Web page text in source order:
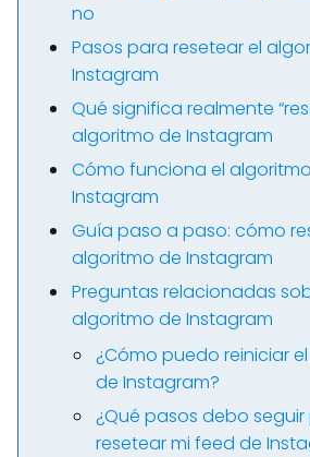
no
Pasos para resetear el
Instagram
Qué significa realmente
algoritmo de Instagram
Cómo funciona el
Instagram
Guía paso a paso: cómo
algoritmo de Instagram
Preguntas relacionadas
algoritmo de Instagram
¿Cómo puedo reiniciar
de Instagram?
¿Qué pasos debo
resetear mi feed de